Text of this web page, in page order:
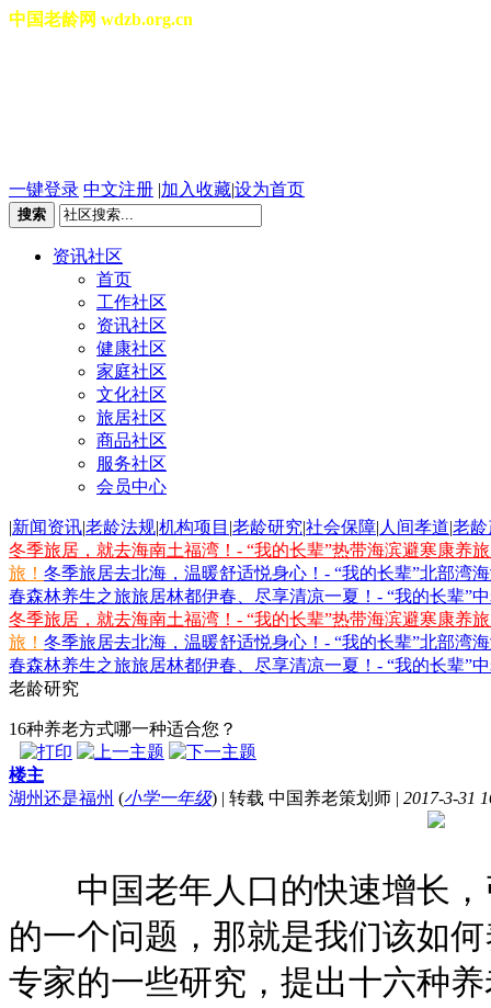
中国老龄网 wdzb.org.cn
一键登录 中文注册 |加入收藏|设为首页
搜索
资讯社区
首页
工作社区
资讯社区
健康社区
家庭社区
文化社区
旅居社区
商品社区
服务社区
会员中心
|新闻资讯|老龄法规|机构项目 |老龄研究|社会保障| 人间孝道|老
冬季旅居，就去海南土福湾！- “我的长辈”热带海滨避寒康养
旅！ 冬季旅居去北海，温暖舒适悦身心！- “我的长辈”北部湾
春森林养生之旅旅居林都伊春、尽享清凉一夏！- “我的长辈”
冬季旅居，就去海南土福湾！- “我的长辈”热带海滨避寒康养
旅！ 冬季旅居去北海，温暖舒适悦身心！- “我的长辈”北部湾
春森林养生之旅旅居林都伊春、尽享清凉一夏！- “我的长辈”
老龄研究
16种养老方式哪一种适合您？
楼主
湖州还是福州 (小学一年级) | 转载 中国养老策划师 | 2017-3-31
中国老年人口的快速增长，
的一个问题，那就是我们该如
专家的一些研究，提出十六种